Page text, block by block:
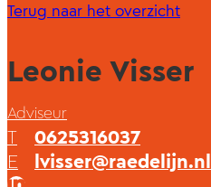
Terug naar het overzicht
Leonie Visser
Adviseur
T 0625316037
E lvisser@raedelijn.nl